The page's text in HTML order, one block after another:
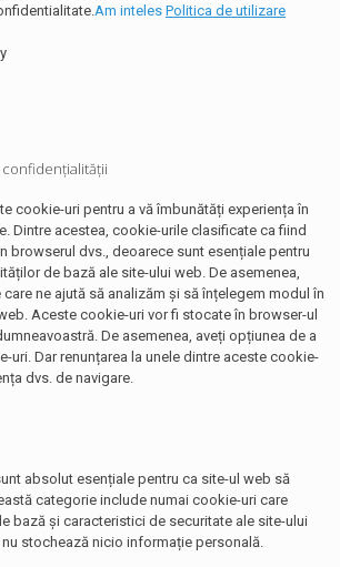
Am inteles Politica de utilizare
cookie-uri pentru a vă îmbunătăți experiența în
Dintre acestea, cookie-urile clasificate ca fiind
browserul dvs., deoarece sunt esențiale pentru
de bază ale site-ului web. De asemenea,
ne ajută să analizăm și să înțelegem modul în
Aceste cookie-uri vor fi stocate în browser-ul
De asemenea, aveți opțiunea de a
uri. Dar renunțarea la unele dintre aceste cookie-
dvs. de navigare.
absolut esențiale pentru ca site-ul web să
categorie include numai cookie-uri care
bază și caracteristici de securitate ale site-ului
stochează nicio informație personală.